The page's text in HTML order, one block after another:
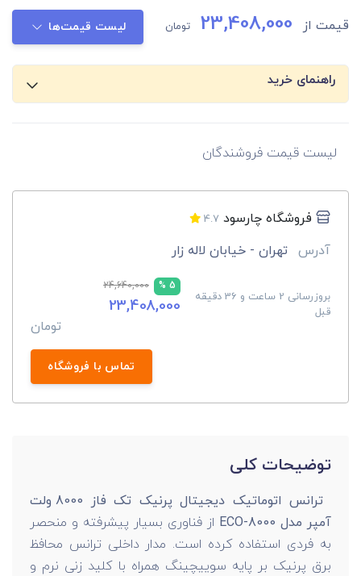
قیمت از 23,408,000 تومان لیست قیمت‌ها
راهنمای خرید
لیست قیمت فروشندگان
فروشگاه چارسود 4.7
آدرس تهران - خیابان لاله زار
بروزرسانی 2 ساعت و 36 دقیقه
قبل
5 %
24,640,000
23,408,000
تومان
تماس با فروشگاه
توضیحات کلی
ترانس اتوماتیک دیجیتال پرنیک تک فاز 8000 ولت
آمپر مدل ECO-8000
از فناوری بسیار پیشرفته و منحصر
به فردی استفاده کرده است. مدار داخلی ترانس محافظ
برق پرنیک بر پایه سوییچینگ همراه با کلید زنی نرم و